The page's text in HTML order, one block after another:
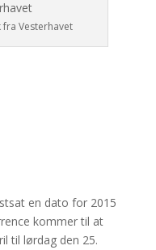
Vesterhavet
en dato for 2015
kommer til at
til lørdag den 25.